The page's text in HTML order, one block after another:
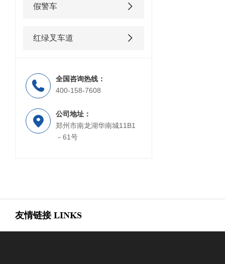
假警车
红绿叉车道
全国咨询热线：
400-158-7608
公司地址：
郑州市南龙湖华南城11B1
－61号
友情链接 LINKS